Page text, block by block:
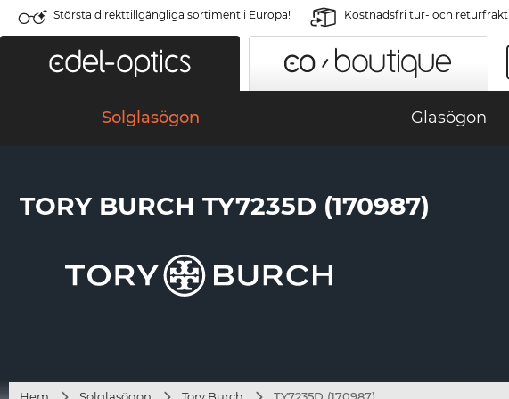
Största direkttillgängliga sortiment i Europa! Kostnadsfri tur- och returfrakt
Solglasögon Glasögon
TORY BURCH TY7235D (170987)